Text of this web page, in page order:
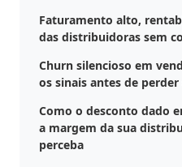
Faturamento alto,
das distribuidoras sem
Churn silencioso em
os sinais antes de
Como o desconto dado
a margem da sua
perceba